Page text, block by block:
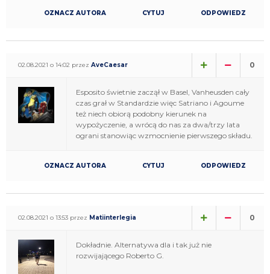
OZNACZ AUTORA CYTUJ ODPOWIEDZ
02.08.2021 o 14:02 przez AveCaesar 0
Esposito świetnie zaczął w Basel, Vanheusden cały
czas grał w Standardzie więc Satriano i Agoume
też niech obiorą podobny kierunek na
wypożyczenie, a wrócą do nas za dwa/trzy lata
ograni stanowiąc wzmocnienie pierwszego składu.
OZNACZ AUTORA CYTUJ ODPOWIEDZ
02.08.2021 o 13:53 przez Matiinterlegia 0
Dokładnie. Alternatywa dla i tak już nie
rozwijającego Roberto G.